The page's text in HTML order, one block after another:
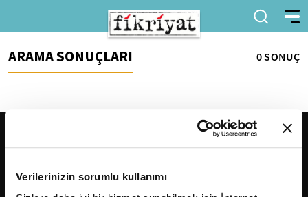
Verilerinizin sorumlu kullanımı
ARAMA SONUÇLARI 0 SONUÇ